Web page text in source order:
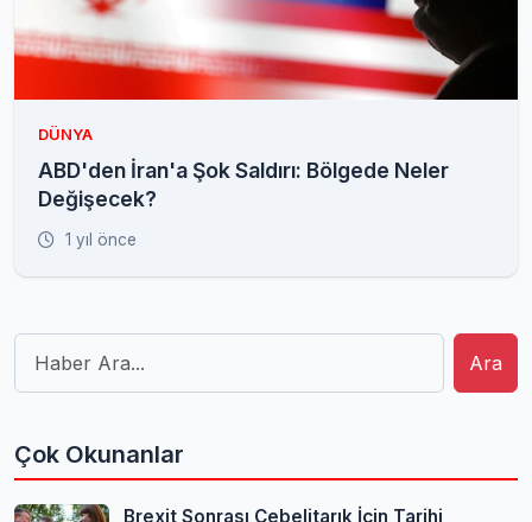
DÜNYA
ABD'den İran'a Şok Saldırı: Bölgede Neler
Değişecek?
1 yıl önce
Ara
Çok Okunanlar
Brexit Sonrası Cebelitarık İçin Tarihi